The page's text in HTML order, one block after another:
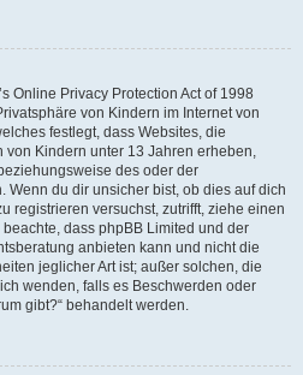
Online Privacy Protection Act of 1998
von Kindern im Internet von
festlegt, dass Websites, die
Kindern unter 13 Jahren erheben,
des oder der
Wenn du dir unsicher bist, ob dies auf dich
registrieren versuchst, zutrifft, ziehe einen
dass phpBB Limited und der
anbieten kann und nicht die
jeglicher Art ist; außer solchen, die
wenden, falls es Beschwerden oder
gibt?“ behandelt werden.